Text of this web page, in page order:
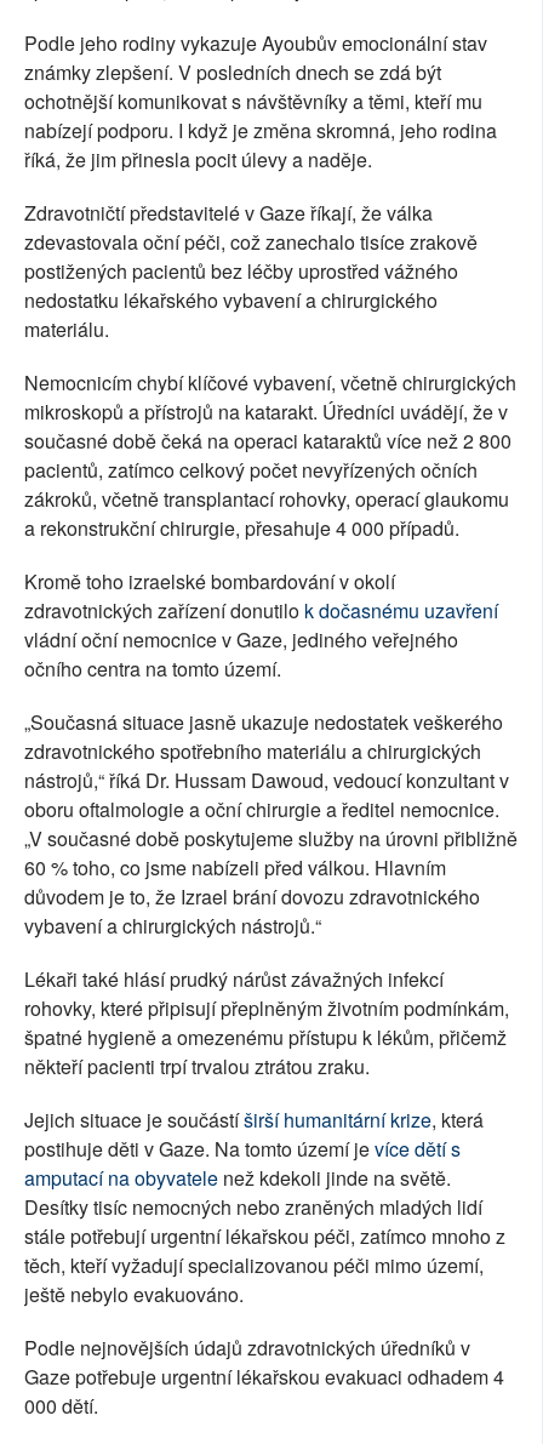
Podle jeho rodiny vykazuje Ayoubův emocionální stav
známky zlepšení. V posledních dnech se zdá být
ochotnější komunikovat s návštěvníky a těmi, kteří mu
nabízejí podporu. I když je změna skromná, jeho rodina
říká, že jim přinesla pocit úlevy a naděje.
Zdravotničtí představitelé v Gaze říkají, že válka
zdevastovala oční péči, což zanechalo tisíce zrakově
postižených pacientů bez léčby uprostřed vážného
nedostatku lékařského vybavení a chirurgického
materiálu.
Nemocnicím chybí klíčové vybavení, včetně chirurgických
mikroskopů a přístrojů na katarakt. Úředníci uvádějí, že v
současné době čeká na operaci kataraktů více než 2 800
pacientů, zatímco celkový počet nevyřízených očních
zákroků, včetně transplantací rohovky, operací glaukomu
a rekonstrukční chirurgie, přesahuje 4 000 případů.
Kromě toho izraelské bombardování v okolí
zdravotnických zařízení donutilo k dočasnému uzavření
vládní oční nemocnice v Gaze, jediného veřejného
očního centra na tomto území.
„Současná situace jasně ukazuje nedostatek veškerého
zdravotnického spotřebního materiálu a chirurgických
nástrojů,“ říká Dr. Hussam Dawoud, vedoucí konzultant v
oboru oftalmologie a oční chirurgie a ředitel nemocnice.
„V současné době poskytujeme služby na úrovni přibližně
60 % toho, co jsme nabízeli před válkou. Hlavním
důvodem je to, že Izrael brání dovozu zdravotnického
vybavení a chirurgických nástrojů.“
Lékaři také hlásí prudký nárůst závažných infekcí
rohovky, které připisují přeplněným životním podmínkám,
špatné hygieně a omezenému přístupu k lékům, přičemž
někteří pacienti trpí trvalou ztrátou zraku.
Jejich situace je součástíširší humanitární krize, která
postihuje děti v Gaze. Na tomto území jevíce dětí s
amputací na obyvatele než kdekoli jinde na světě.
Desítky tisíc nemocných nebo zraněných mladých lidí
stále potřebují urgentní lékařskou péči, zatímco mnoho z
těch, kteří vyžadují specializovanou péči mimo území,
ještě nebylo evakuováno.
Podle nejnovějších údajů zdravotnických úředníků v
Gaze potřebuje urgentní lékařskou evakuaci odhadem 4
000 dětí.